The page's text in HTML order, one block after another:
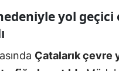
yol
Çatalarık çevre